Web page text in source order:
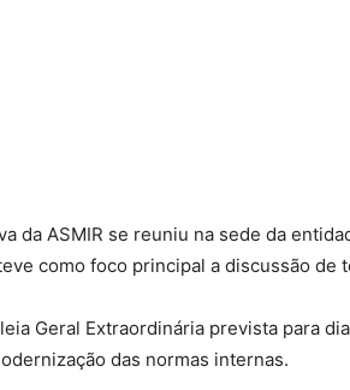
Reserva,
da ASMIR se reuniu na sede da
como foco principal a discussão de
Geral Extraordinária prevista para
das normas internas.